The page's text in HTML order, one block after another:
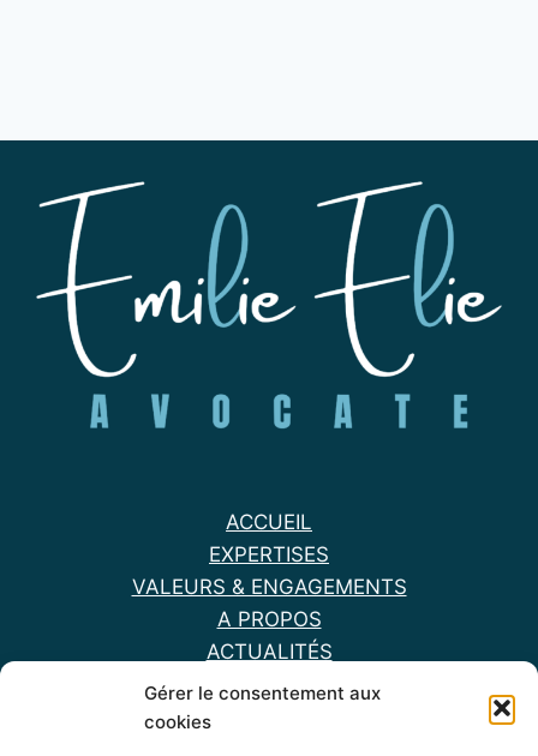
Gérer le consentement aux
cookies
ACCUEIL
EXPERTISES
VALEURS & ENGAGEMENTS
A PROPOS
ACTUALITÉS
HONORAIRES
ME CONTACTER